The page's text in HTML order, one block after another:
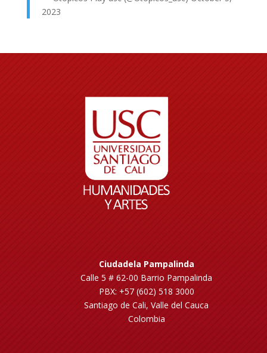
2023
Ciudadela Pampalinda
Calle 5 # 62-00 Barrio Pampalinda
PBX: +57 (602) 518 3000
Santiago de Cali, Valle del Cauca
Colombia